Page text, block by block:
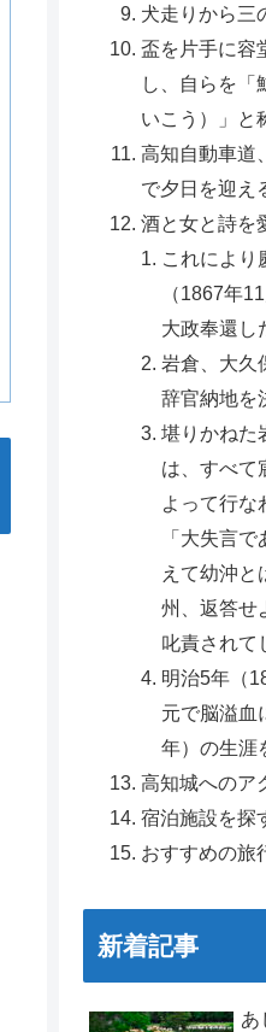
犬走りから三
盃を片手に容
し、自らを「
いこう）」と
高知自動車道
で夕日を迎え
酒と女と詩を
これにより
（1867年
大政奉還し
岩倉、大久
辞官納地を
堪りかねた
は、すべて
よって行な
「大失言
えて幼沖と
州、返答せ
叱責されて
明治5年（
元で脳溢血
年）の生涯
高知城へのア
宿泊施設を探
おすすめの旅
新着記事
あ